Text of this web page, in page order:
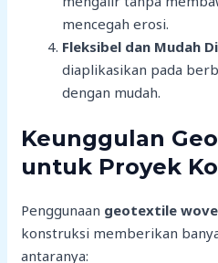
mencegah erosi.
Fleksibel dan Mudah
diaplikasikan pada
dengan mudah.
Keunggulan
untuk Proyek
Penggunaan geotextile
konstruksi memberikan
antaranya: